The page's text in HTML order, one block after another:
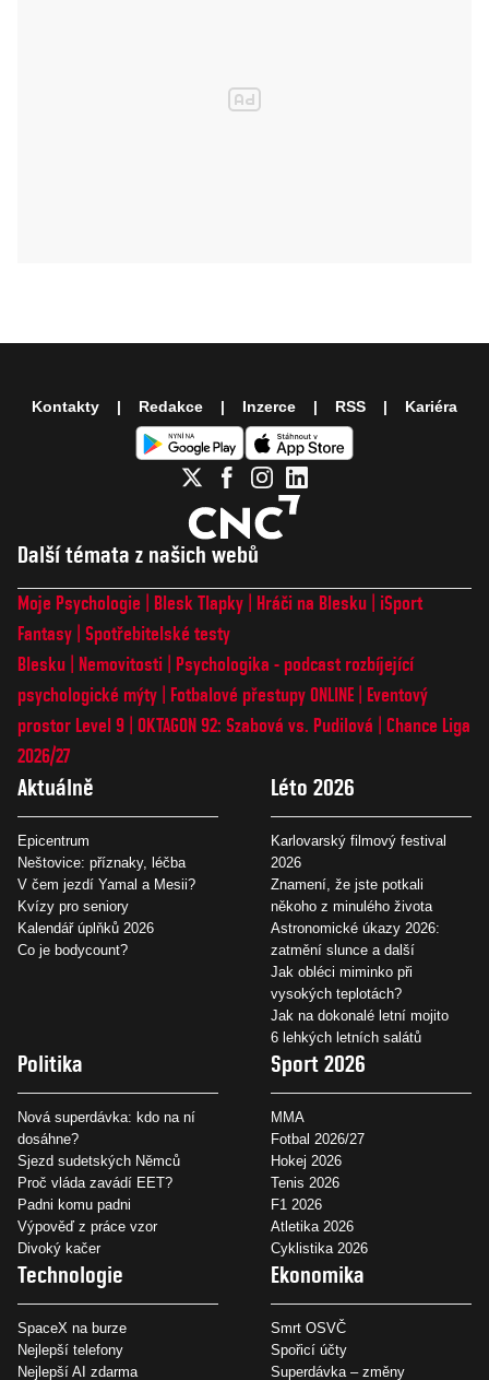
Další témata z našich webů
Moje Psychologie Blesk Tlapky Hráči na Blesku
iSport
Fantasy Spotřebitelské testy
Blesku
Nemovitosti
Psychologika - podcast rozbíjející
psychologické mýty
Fotbalové přestupy ONLINE
Eventový
prostor Level 9 OKTAGON 92: Szabová vs. Pudilová
Chance Liga
2026/27
Aktuálně
Epicentrum
Neštovice: příznaky, léčba
V čem jezdí Yamal a Mesii?
Kvízy pro seniory
Kalendář úplňků 2026
Co je bodycount?
Léto 2026
Karlovarský filmový festival
2026
Znamení, že jste potkali
někoho z minulého života
Astronomické úkazy 2026:
zatmění slunce a další
Jak obléci miminko při
vysokých teplotách?
Jak na dokonalé letní mojito
6 lehkých letních salátů
Politika
Nová superdávka: kdo na ní
dosáhne?
Sjezd sudetských Němců
Proč vláda zavádí EET?
Padni komu padni
Výpověď z práce vzor
Divoký kačer
Sport 2026
MMA
Fotbal 2026/27
Hokej 2026
Tenis 2026
F1 2026
Atletika 2026
Cyklistika 2026
Technologie
SpaceX na burze
Nejlepší telefony
Nejlepší AI zdarma
Ekonomika
Smrt OSVČ
Spořicí účty
Superdávka – změny
Kontakty Redakce Inzerce RSS Kariéra